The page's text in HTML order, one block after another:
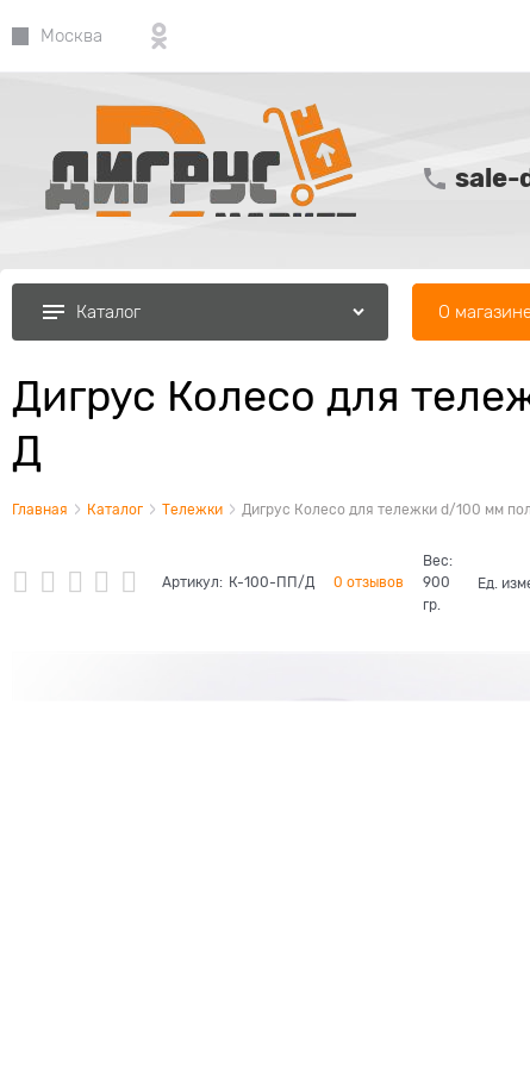
Москва
sale-
Каталог О
Дигрус Колесо для
Д
Главная Каталог Тележки Дигрус Колесо для тележки d/100 мм
Артикул: К-100-ПП/Д 0 отзывов
Вес:
900
гр.
Ед.